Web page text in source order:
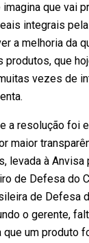
imagina que vai
integrais
a melhoria da
produtos, que
vezes de
a resolução foi
maior
levada à
de Defesa do
de Defesa
o gerente,
que um produto